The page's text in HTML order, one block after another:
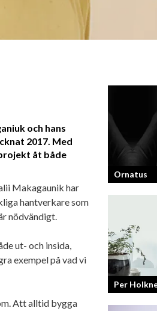
och hans
2017. Med
åt både
Makagaunik har
hantverkare som
nödvändigt.
ut- och insida,
exempel på vad vi
Att alltid bygga
Ornatus
En av
om hans
Per